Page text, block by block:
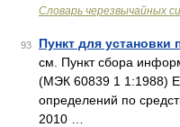
Словарь черезвычайных
93 Пункт для установки
см. Пункт сбора
(МЭК 60839 1 1:1988)
определений по
2010 …